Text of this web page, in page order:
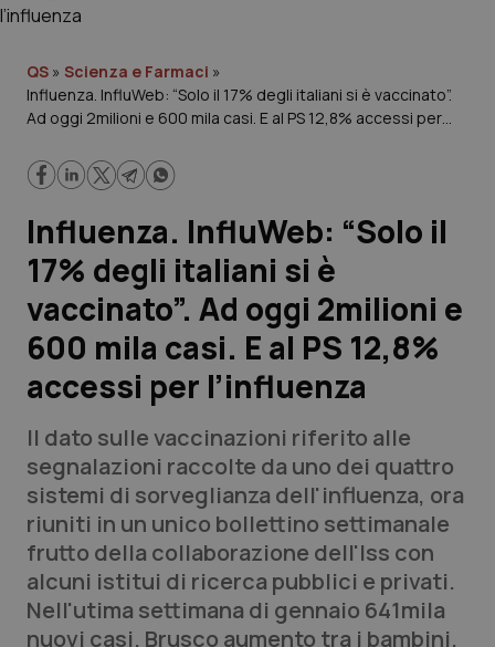
Cronache
Governo e Parlamento
Regioni e Asl
Lavoro e Professioni
Scienza e Farmaci
Studi e Analisi
Lettere al direttore
QS Pro
Professionisti Sanitari.AI
Abruzzo
QS Pro Gold
QS Club Newsletter
QS » Scienza e Farmaci »
Influenza. InfluWeb: “Solo il 17% degli italiani si è vaccinato”.
Ad oggi 2milioni e 600 mila casi. E al PS 12,8% accessi per
Influenza. InfluWeb: “Solo il
17% degli italiani si è
vaccinato”. Ad oggi 2milioni e
600 mila casi. E al PS 12,8%
accessi per l’influenza
Il dato sulle vaccinazioni riferito alle
segnalazioni raccolte da uno dei quattro
sistemi di sorveglianza dell'influenza, ora
riuniti in un unico bollettino settimanale
frutto della collaborazione dell'Iss con
alcuni istitui di ricerca pubblici e privati.
Nell'utima settimana di gennaio 641mila
nuovi casi. Brusco aumento tra i bambini.